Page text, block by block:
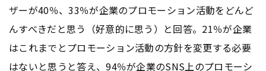
ザーが40％、33％が企業のプロモーション活動をどんど
んすべきだと思う（好意的に思う）と回答。21％が企業
はこれまでとプロモーション活動の方針を変更する必要
はないと思うと答え、94％が企業のSNS上のプロモーシ